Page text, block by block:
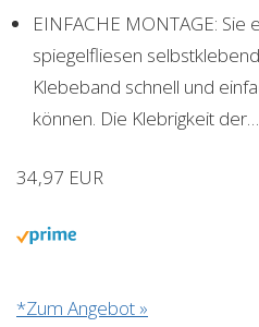
EINFACHE MONTAGE: Sie
spiegelfliesen
Klebeband schnell und
können. Die Klebrigkeit der…
34,97 EUR
*Zum Angebot »